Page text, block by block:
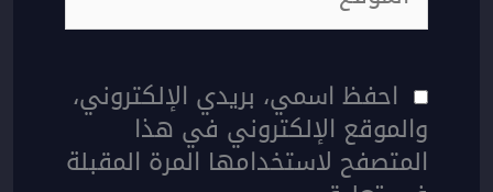
احفظ اسمي، بريدي الإلكتروني،
والموقع الإلكتروني في هذا
المتصفح لاستخدامها المرة المقبلة